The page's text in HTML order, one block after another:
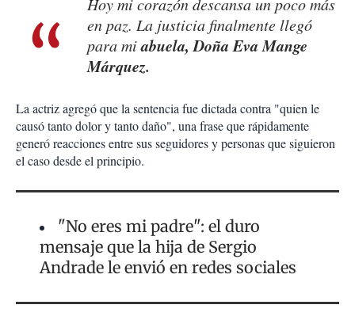
Hoy mi corazón descansa un poco más
en paz. La justicia finalmente llegó
para miabuela, Doña Eva Mange
Márquez.
La actriz agregó que la sentencia fue dictada contra "quien le
causó tanto dolor y tanto daño", una frase que rápidamente
generó reacciones entre sus seguidores y personas que siguieron
el caso desde el principio.
"No eres mi padre": el duro
mensaje que la hija de Sergio
Andrade le envió en redes sociales